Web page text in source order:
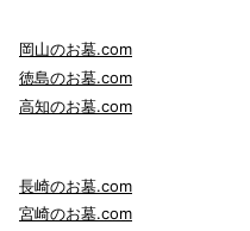
岡山のお墓.com
徳島のお墓.com
高知のお墓.com
長崎のお墓.com
宮崎のお墓.com